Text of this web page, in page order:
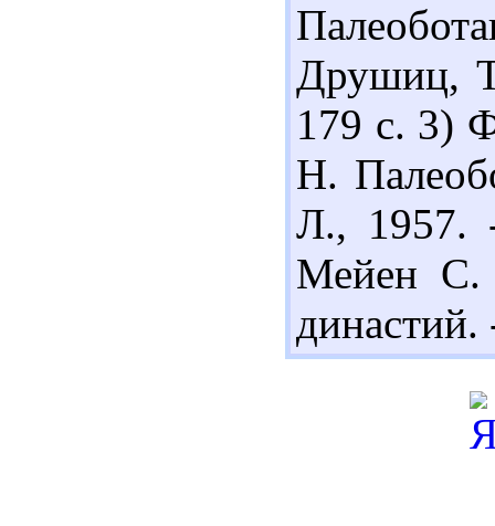
Друшиц,
179 с. 3)
Н.
Л., 1957.
Мейен С.